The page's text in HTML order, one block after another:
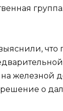
что
на железной
о